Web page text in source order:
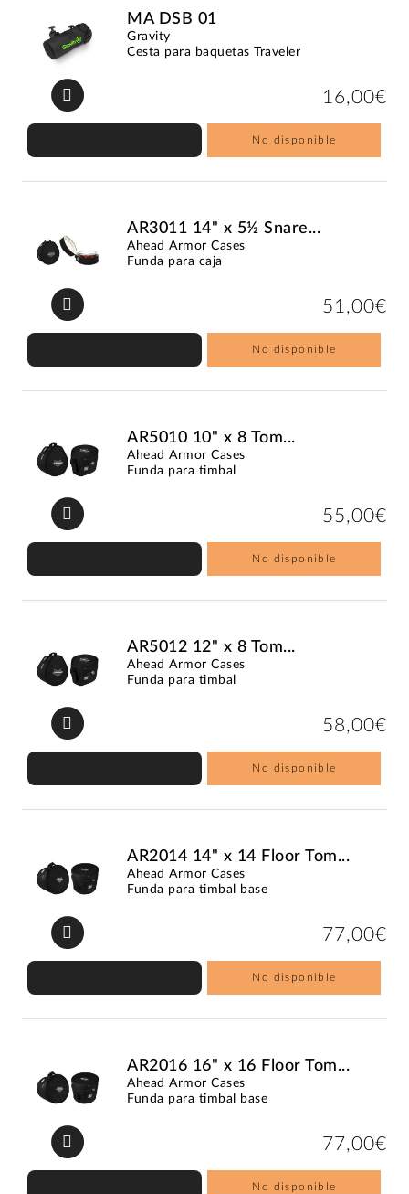
MA DSB 01
Gravity
Cesta para baquetas Traveler
16,00€
No disponible
AR3011 14" x 5½ Snare...
Ahead Armor Cases
Funda para caja
51,00€
No disponible
AR5010 10" x 8 Tom...
Ahead Armor Cases
Funda para timbal
55,00€
No disponible
AR5012 12" x 8 Tom...
Ahead Armor Cases
Funda para timbal
58,00€
No disponible
AR2014 14" x 14 Floor Tom...
Ahead Armor Cases
Funda para timbal base
77,00€
No disponible
AR2016 16" x 16 Floor Tom...
Ahead Armor Cases
Funda para timbal base
77,00€
No disponible